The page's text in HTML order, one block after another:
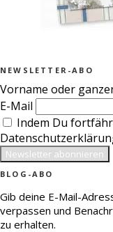
NEWSLETTER-ABO
Vorname oder
E-Mail
Indem Du
BLOG-ABO
Gib deine E-Mail-
verpassen und
zu erhalten.